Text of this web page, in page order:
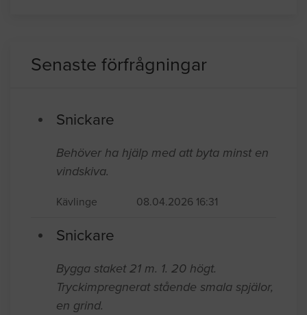
Senaste förfrågningar
Snickare
Behöver ha hjälp med att byta minst en
vindskiva.
Kävlinge 08.04.2026 16:31
Snickare
Bygga staket 21 m. 1. 20 högt.
Tryckimpregnerat stående smala spjälor,
en grind.